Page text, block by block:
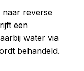
naar reverse
een
water via
behandeld.